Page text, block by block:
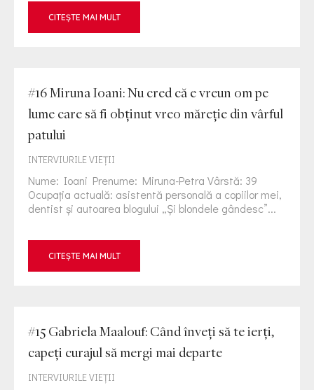
CITEȘTE MAI MULT
#16 Miruna Ioani: Nu cred că e vreun om pe
lume care să fi obținut vreo măreție din vârful
patului
INTERVIURILE VIEŢII
Nume: Ioani Prenume: Miruna-Petra Vârstă: 39
Ocupația actuală: asistentă personală a copiilor mei,
dentist și autoarea blogului „Și blondele gândesc”...
CITEȘTE MAI MULT
#15 Gabriela Maalouf: Când înveți să te ierți,
capeți curajul să mergi mai departe
INTERVIURILE VIEŢII